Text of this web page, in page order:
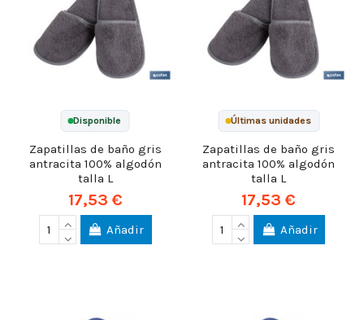
Disponible
Zapatillas de baño gris
antracita 100% algodón
talla L
17,53 €
Añadir
Últimas unidades
Zapatillas de baño gris
antracita 100% algodón
talla L
17,53 €
Añadir